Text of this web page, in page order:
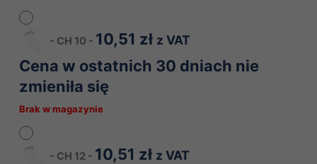
- CH 10 - 10,51 zł z VAT
Cena w ostatnich 30 dniach nie
zmieniła się
Brak w magazynie
- CH 12 - 10,51 zł z VAT